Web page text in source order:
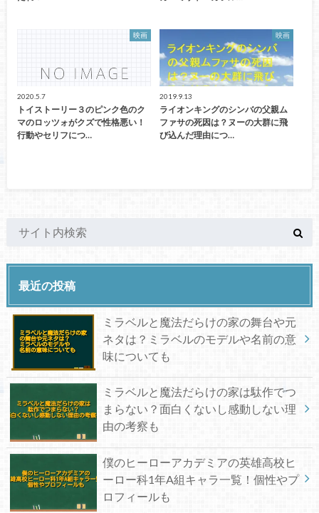
映画
2020.5.7
トイストーリー３のピンク色のク
マのロッツォがクズで性格悪い！
行動やセリフにつ…
映画
2019.9.13
ライオンキングのシンバの父親ム
ファサの死因は？ヌーの大群に飛
び込んだ理由につ…
最近の投稿
ミラベルと魔法だらけの家の舞台や元
ネタは？ミラベルのモデルや名前の意
味についても
ミラベルと魔法だらけの家は駄作でつ
まらない？面白くないし感動しない理
由の考察も
僕のヒーローアカデミアの英雄高校ヒ
ーロー科1年A組キャラ一覧！個性やプ
ロフィールも